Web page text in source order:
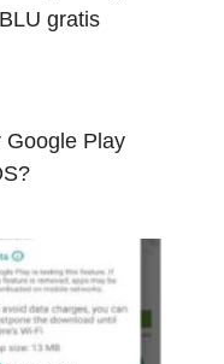
gratis
Google Play